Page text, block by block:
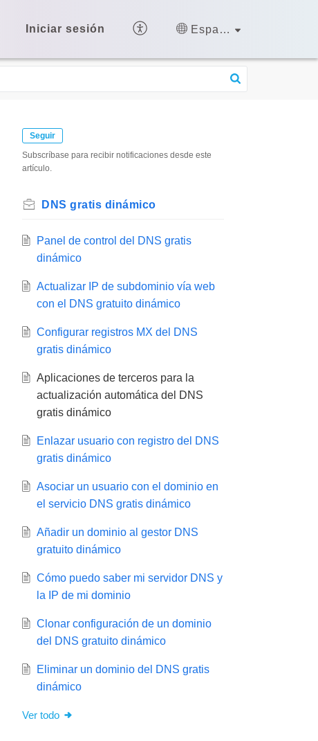
Iniciar sesión Español (España)
Seguir
Subscríbase para recibir notificaciones desde este
artículo.
DNS gratis dinámico
Panel de control del DNS gratis
dinámico
Actualizar IP de subdominio vía web
con el DNS gratuito dinámico
Configurar registros MX del DNS
gratis dinámico
Aplicaciones de terceros para la
actualización automática del DNS
gratis dinámico
Enlazar usuario con registro del DNS
gratis dinámico
Asociar un usuario con el dominio en
el servicio DNS gratis dinámico
Añadir un dominio al gestor DNS
gratuito dinámico
Cómo puedo saber mi servidor DNS y
la IP de mi dominio
Clonar configuración de un dominio
del DNS gratuito dinámico
Eliminar un dominio del DNS gratis
dinámico
Ver todo